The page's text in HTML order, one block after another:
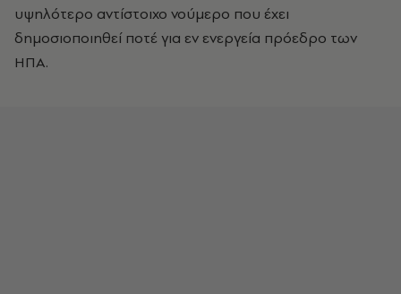
υψηλότερο αντίστοιχο νούμερο που έχει
δημοσιοποιηθεί ποτέ για εν ενεργεία πρόεδρο των
ΗΠΑ.